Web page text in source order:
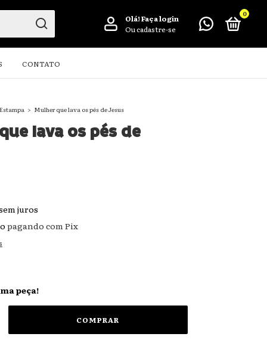
Olá!Faça login
Ou cadastre-se
0
CONTATO
> Mulher que lava os pés de Jesus
lava os pés de
juros
pagando com Pix
peça!